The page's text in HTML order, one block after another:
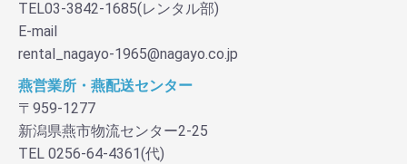
TEL03-3842-1685(レンタル部)
E-mail
rental_nagayo-1965@nagayo.co.jp
燕営業所・燕配送センター
〒959-1277
新潟県燕市物流センター2-25
TEL 0256-64-4361(代)